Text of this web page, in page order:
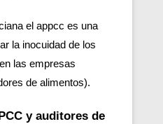
el appcc es una
la inocuidad de los
las empresas
de alimentos).
y auditores de